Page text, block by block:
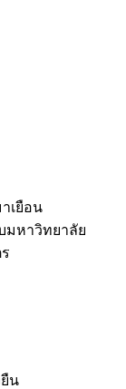
เยือน
มหาวิทยาลัย
น